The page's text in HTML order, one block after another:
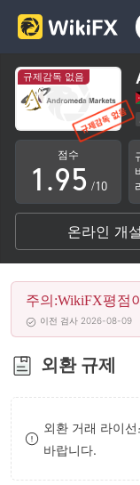
규제감독 없음
점수
0
1
2
3
4
5
6
7
8
9
.
5
6
7
8
9
1
2
3
4
5
6
7
8
9
/10
온라인 개설
주의:WikiFX평점
이전 검사 2026-08-09
외환 규제
외환 거래 라이
바랍니다.